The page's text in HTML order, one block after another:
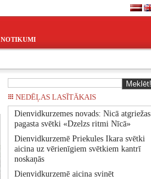
NOTIKUMI
NEDĒĻAS LASĪTĀKAIS
Dienvidkurzemes novads: Nicā atgriežas
pagasta svētki «Dzelzs ritmi Nīcā»
Dienvidkurzemē Priekules Ikara svētki
aicina uz vērienīgiem svētkiem kantrī
noskaņās
Dienvidkurzemē aicina svinēt